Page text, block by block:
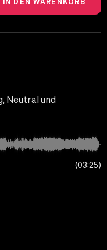
Neutral und
03:25